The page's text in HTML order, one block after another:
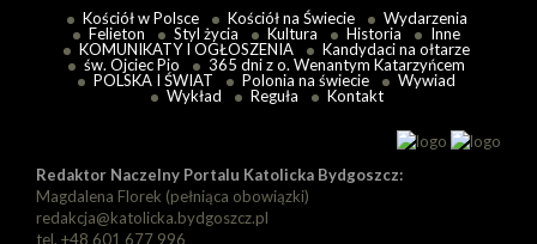
Kościół w Polsce Kościół na Świecie
Wydarzenia
Felieton
Styl życia Kultura Historia
Inne
KOMUNIKATY I OGŁOSZENIA
Kandydaci na ołtarze
św. Ojciec Pio
365 dni z o. Wenantym Katarzyńcem
POLSKA I ŚWIAT
Polonia na świecie
Wywiad
Wykład
Reguła Kontakt
Redaktor Naczelny Portalu Katolicka Bydgoszcz:
Magdalena Florek (pełniąca obowiązki)
redakcja@katolicka.bydgoszcz.pl
tel. +48 601 677 996